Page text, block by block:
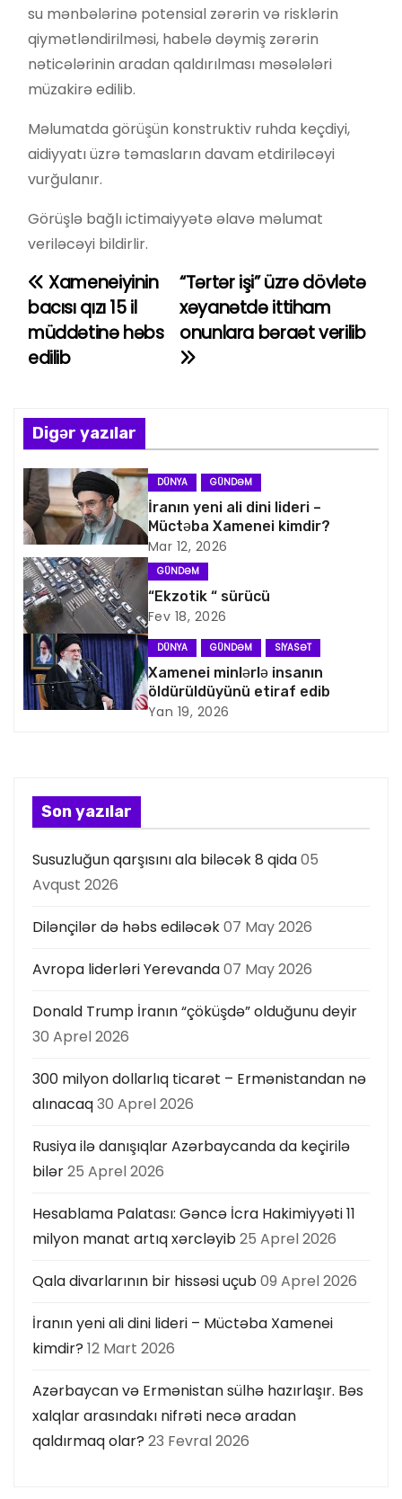
su mənbələrinə potensial zərərin və risklərin
qiymətləndirilməsi, habelə dəymiş zərərin
nəticələrinin aradan qaldırılması məsələləri
müzakirə edilib.
Məlumatda görüşün konstruktiv ruhda keçdiyi,
aidiyyatı üzrə təmasların davam etdiriləcəyi
vurğulanır.
Görüşlə bağlı ictimaiyyətə əlavə məlumat
veriləcəyi bildirlir.
Y
a
z
n
a
v
i
q
a
s
i
s
ı
“Tərtər işi” üzrə dövlətə
xəyanətdə ittiham
onunlara bəraət verilib
Xameneiyinin
bacısı qızı 15 il
müddətinə həbs
edilib
Digər yazılar
DÜNYA GÜNDƏM
İranın yeni ali dini lideri –
Müctəba Xamenei kimdir?
Mar 12, 2026
GÜNDƏM
“Ekzotik “ sürücü
Fev 18, 2026
DÜNYA GÜNDƏM SIYASƏT
Xamenei minlərlə insanın
öldürüldüyünü etiraf edib
Yan 19, 2026
Son yazılar
Susuzluğun qarşısını ala biləcək 8 qida05
Avqust 2026
Dilənçilər də həbs ediləcək07 May 2026
Avropa liderləri Yerevanda07 May 2026
Donald Trump İranın “çöküşdə” olduğunu deyir
30 Aprel 2026
300 milyon dollarlıq ticarət – Ermənistandan nə
alınacaq30 Aprel 2026
Rusiya ilə danışıqlar Azərbaycanda da keçirilə
bilər25 Aprel 2026
Hesablama Palatası: Gəncə İcra Hakimiyyəti 11
milyon manat artıq xərcləyib25 Aprel 2026
Qala divarlarının bir hissəsi uçub09 Aprel 2026
İranın yeni ali dini lideri – Müctəba Xamenei
kimdir? 12 Mart 2026
Azərbaycan və Ermənistan sülhə hazırlaşır. Bəs
xalqlar arasındakı nifrəti necə aradan
qaldırmaq olar? 23 Fevral 2026